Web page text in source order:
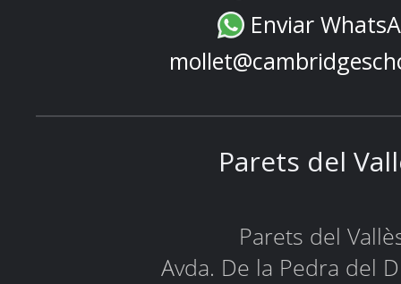
Enviar
Parets del
Parets del
Avda. De la Pedra del